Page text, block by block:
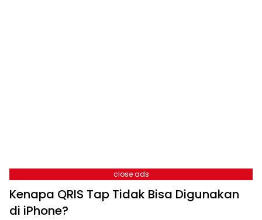
close ads
Kenapa QRIS Tap Tidak Bisa Digunakan
di iPhone?